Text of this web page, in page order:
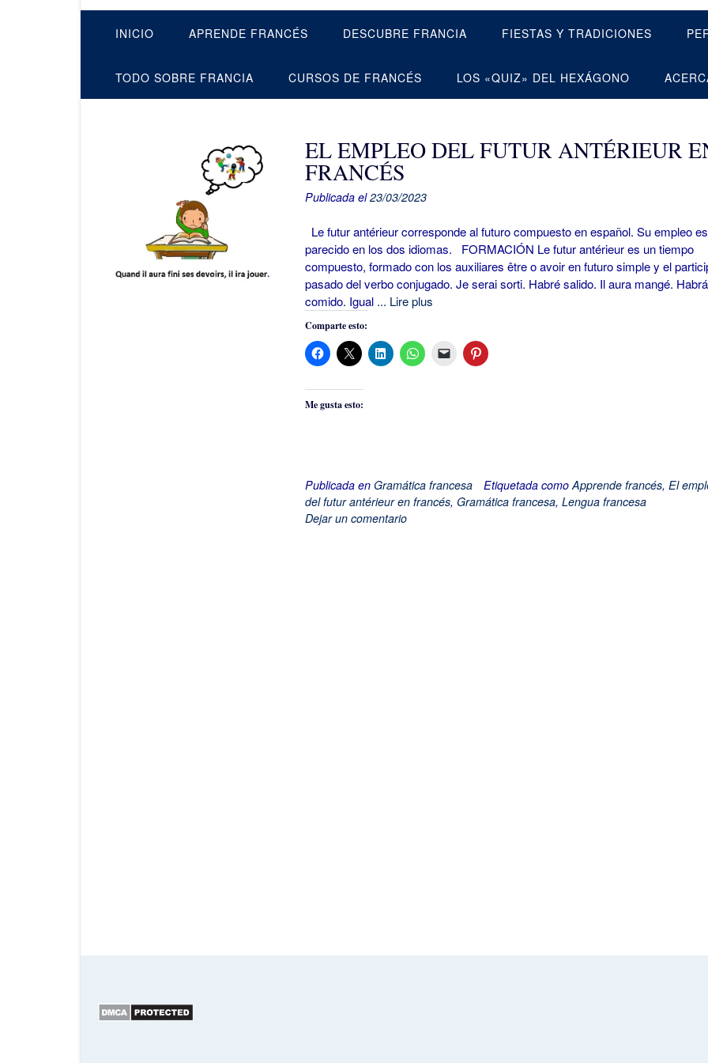
INICIO APRENDE FRANCÉS DESCUBRE FRANCIA FIESTAS Y TRADICIONES
TODO SOBRE FRANCIA CURSOS DE FRANCÉS LOS «QUIZ» DEL HEXÁGONO
EL EMPLEO DEL FUTUR ANTÉRIEUR
FRANCÉS
Publicada el23/03/2023
Le futur antérieur corresponde al futuro compuesto en español. Su empleo es
parecido en los dos idiomas. FORMACIÓN Le futur antérieur es un tiempo
compuesto, formado con los auxiliares être o avoir en futuro simple y el
pasado del verbo conjugado. Je serai sorti. Habré salido. Il aura mangé. Habrá
comido. Igual ... Lire plus
Comparte esto:
Me gusta esto:
Publicada en Gramática francesa Etiquetada comoApprende francés, El
del futur antérieur en francés, Gramática francesa, Lengua francesa
Dejar un comentario